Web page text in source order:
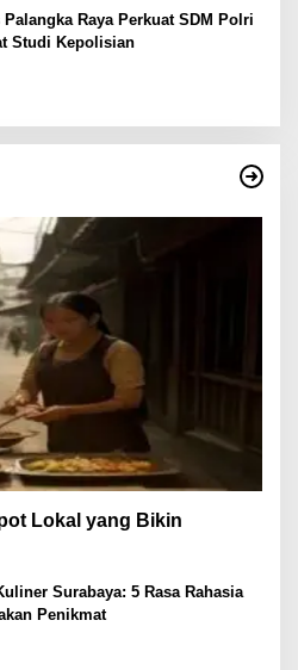
Raya Perkuat SDM Polri
Studi Kepolisian
Lokal yang Bikin
Surabaya: 5 Rasa Rahasia
Penikmat